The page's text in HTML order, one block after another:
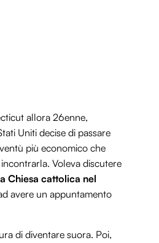
allora 26enne,
Uniti decise di passare
più economico che
Voleva discutere
Chiesa cattolica nel
avere un appuntamento
di diventare suora. Poi,